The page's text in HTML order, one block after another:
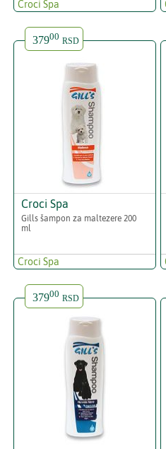
Croci Spa
37900 RSD
Croci Spa
Gills šampon za maltezere 200
ml
Croci Spa
37900 RSD